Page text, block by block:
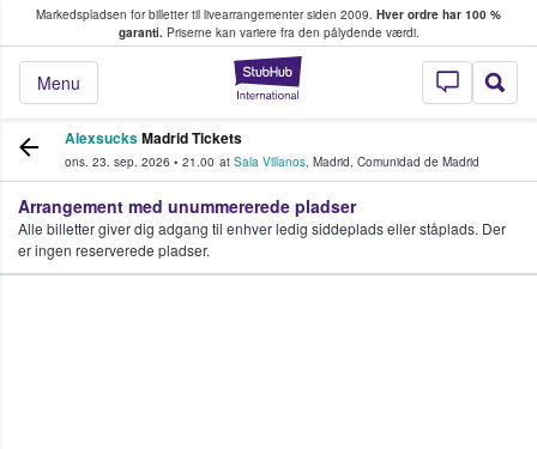
Markedspladsen for billetter til livearrangementer siden 2009. Hver ordre har 100 %
garanti.Priserne kan variere fra den pålydende værdi.
StubHub - Hvor
Menu
køber og sælger billetter
AlexsucksMadrid Tickets
ons. 23. sep. 2026 • 21.00 at Sala Villanos, Madrid, Comunidad de Madrid
Arrangement med unummererede pladser
Alle billetter giver dig adgang til enhver ledig siddeplads eller ståplads. Der
er ingen reserverede pladser.